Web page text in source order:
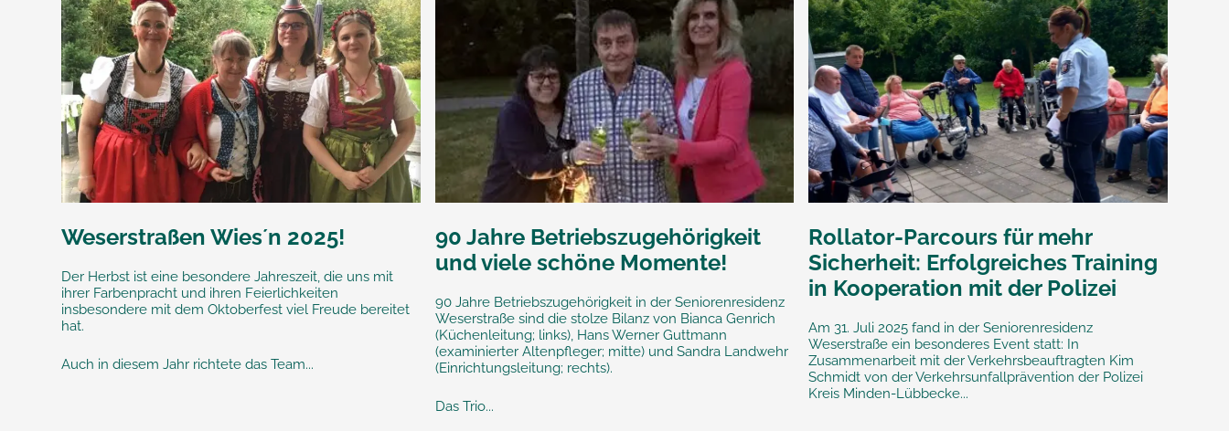
Weserstraßen Wies´n 2025!
Der Herbst ist eine besondere Jahreszeit, die uns mit
ihrer Farbenpracht und ihren Feierlichkeiten
insbesondere mit dem Oktoberfest viel Freude bereitet
hat.
Auch in diesem Jahr richtete das Team...
90 Jahre Betriebszugehörigkeit
und viele schöne Momente!
90 Jahre Betriebszugehörigkeit in der Seniorenresidenz
Weserstraße sind die stolze Bilanz von Bianca Genrich
(Küchenleitung; links), Hans Werner Guttmann
(examinierter Altenpfleger; mitte) und Sandra Landwehr
(Einrichtungsleitung; rechts).
Das Trio...
Rollator-Parcours für mehr
Sicherheit: Erfolgreiches Training
in Kooperation mit der Polizei
Am 31. Juli 2025 fand in der Seniorenresidenz
Weserstraße ein besonderes Event statt: In
Zusammenarbeit mit der Verkehrsbeauftragten Kim
Schmidt von der Verkehrsunfallprävention der Polizei
Kreis Minden-Lübbecke...